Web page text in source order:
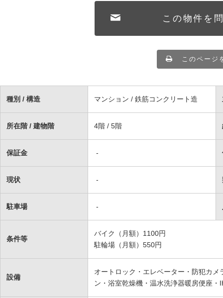
この物件を
このページ
種別 / 構造 マンション / 鉄筋コンクリート造
所在階 / 建物階 4階 / 5階
保証金 -
現状 -
駐車場 -
条件等
バイク（月額）1100円
駐輪場（月額）550円
設備
オートロック・エレベーター・防犯カ
ン・浴室乾燥機・温水洗浄器暖房便座・